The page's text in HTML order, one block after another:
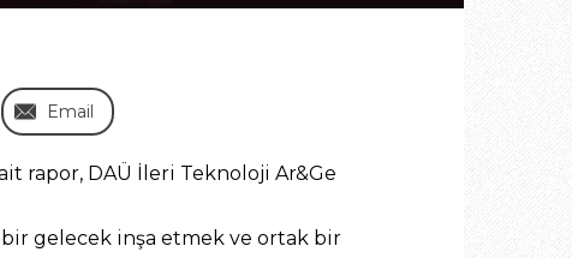
Email
rapor, DAÜ İleri Teknoloji Ar&Ge
gelecek inşa etmek ve ortak bir